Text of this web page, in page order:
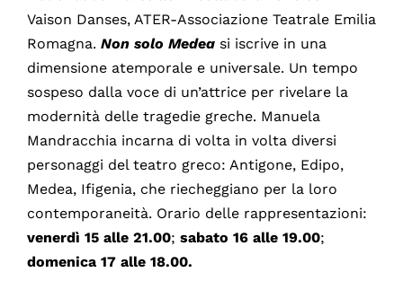
Vaison Danses, ATER-Associazione Teatrale Emilia
Romagna. Non solo Medeasi iscrive in una
dimensione atemporale e universale. Un tempo
sospeso dalla voce di un’attrice per rivelare la
modernità delle tragedie greche. Manuela
Mandracchia incarna di volta in volta diversi
personaggi del teatro greco: Antigone, Edipo,
Medea, Ifigenia, che riecheggiano per la loro
contemporaneità. Orario delle rappresentazioni:
venerdì 15 alle 21.00; sabato 16 alle 19.00;
domenica 17 alle 18.00.